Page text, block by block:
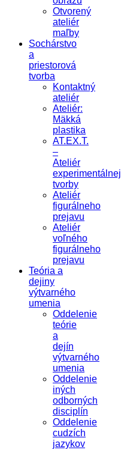
Otvorený
ateliér
maľby
Sochárstvo
a
priestorová
tvorba
Kontaktný
ateliér
Ateliér:
Mäkká
plastika
AT.EX.T.
–
Ateliér
experimentálnej
tvorby
Ateliér
figurálneho
prejavu
Ateliér
voľného
figurálneho
prejavu
Teória a
dejiny
výtvarného
umenia
Oddelenie
teórie
a
dejín
výtvarného
umenia
Oddelenie
iných
odborných
disciplín
Oddelenie
cudzích
jazykov